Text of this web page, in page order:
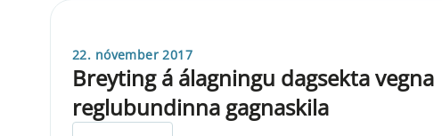
22. nóvember 2017
Breyting á álagningu dagsekta vegna
reglubundinna gagnaskila